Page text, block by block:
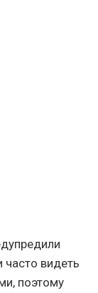
видеть
поэтому